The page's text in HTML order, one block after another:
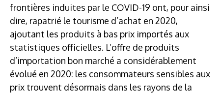
frontières induites par le COVID-19 ont, pour ainsi
dire, rapatrié le tourisme d’achat en 2020,
ajoutant les produits à bas prix importés aux
statistiques officielles. L’offre de produits
d’importation bon marché a considérablement
évolué en 2020: les consommateurs sensibles aux
prix trouvent désormais dans les rayons de la